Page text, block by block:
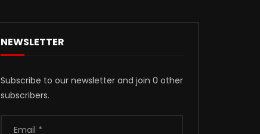
NEWSLETTER
Subscribe to our newsletter and join 0 other
subscribers.